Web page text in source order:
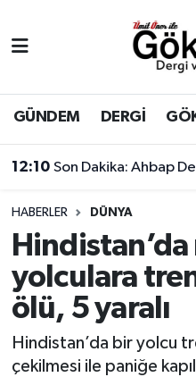
GÜNDEM DERGİ
12:10 Son Dakika: Ahbap
HABERLER DÜNYA
yolculara tren
ölü, 5 yaralı
Hindistan’da bir yolcu
çekilmesi ile paniğe
BİLİM
DERGİ
DÜNYA
EĞİTİM
EKONOMİ
GÖKTÜRK
Eyüpsultan Hava
Eyüpsultan Trafik
Süper Lig Puan
Tüm Manşetler
Son Dakika Haberleri
Haber Arşivi